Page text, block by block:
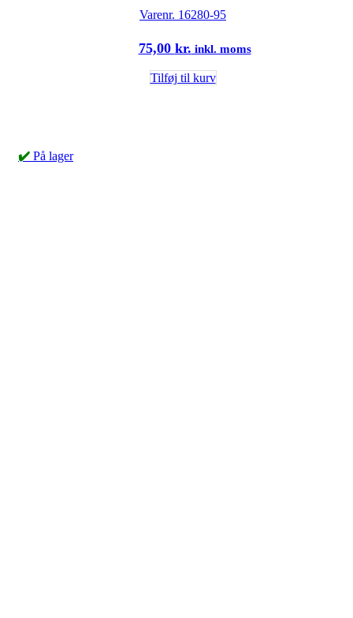
Varenr. 16280-95
75,00 kr. inkl. moms
Tilføj til kurv
✔️ På lager